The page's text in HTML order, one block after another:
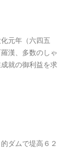
元年（六四五
漢、多数のしゃ
就の御利益を求
ダムで堤高６２